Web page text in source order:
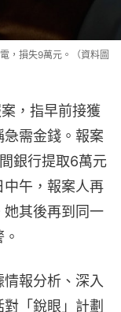
，損失9萬元。（資料圖
，指早前接獲
需金錢。報案
銀行提取6萬元
午，報案人再
其後再到同一
報分析、深入
「銳眼」計劃